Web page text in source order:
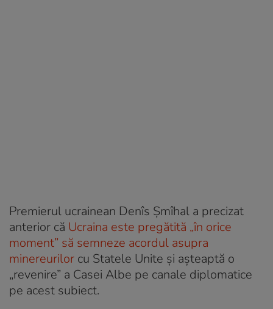
Premierul ucrainean Denîs Şmîhal a precizat
anterior că Ucraina este pregătită „în orice
moment” să semneze acordul asupra
minereurilor cu Statele Unite și așteaptă o
„revenire” a Casei Albe pe canale diplomatice
pe acest subiect.